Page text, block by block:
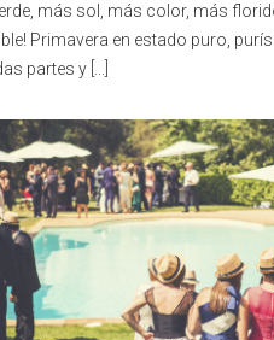
más sol, más color, más
Primavera en estado puro,
partes y [...]